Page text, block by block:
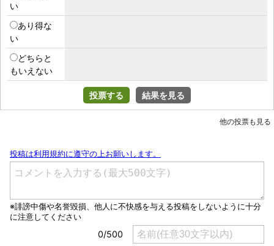
い
あり得な
い
どちらと
もいえない
投票する 結果を見る
他の投票も見る